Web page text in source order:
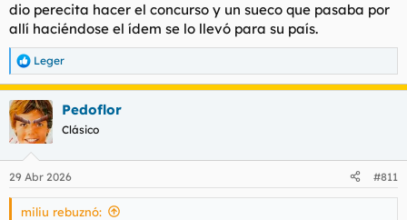
dio perecita hacer el concurso y un sueco que pasaba por
allí haciéndose el ídem se lo llevó para su país.
R
e
a
c
c
i
e
s
Leger
Pedoflor
Clásico
29 Abr 2026 #811
miliu rebuznó: